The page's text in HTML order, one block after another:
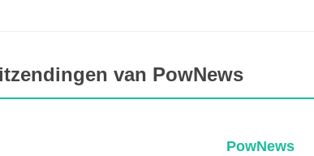
van PowNews
PowNews